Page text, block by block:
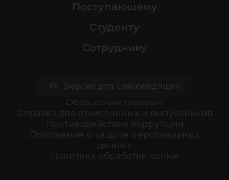
Поступающему
Студенту
Сотруднику